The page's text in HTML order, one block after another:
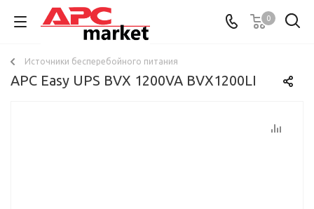
0
Источники бесперебойного питания
APC Easy UPS BVX 1200VA BVX1200LI